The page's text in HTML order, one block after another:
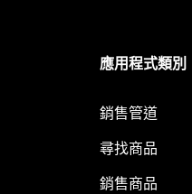
應用程式類別
銷售管道
尋找商品
銷售商品